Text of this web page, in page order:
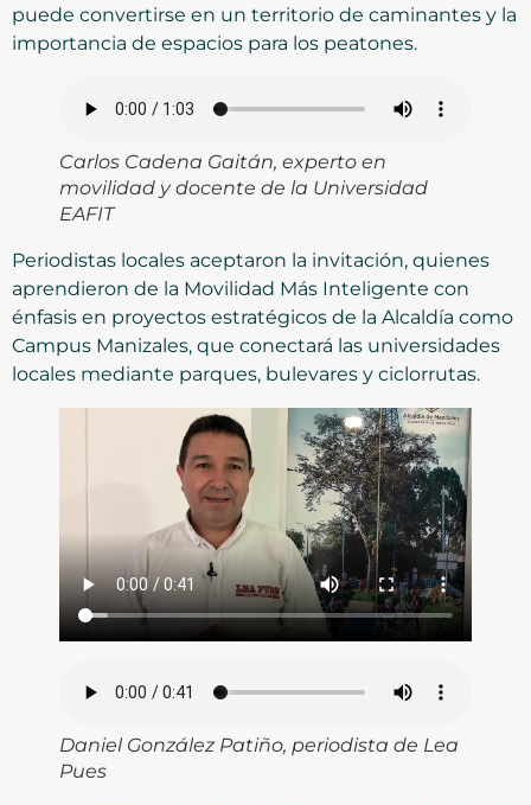
puede convertirse en un territorio de caminantes y la
importancia de espacios para los peatones.
Carlos Cadena Gaitán, experto en
movilidad y docente de la Universidad
EAFIT
Periodistas locales aceptaron la invitación, quienes
aprendieron de la Movilidad Más Inteligente con
énfasis en proyectos estratégicos de la Alcaldía como
Campus Manizales, que conectará las universidades
locales mediante parques, bulevares y ciclorrutas.
Daniel González Patiño, periodista de Lea
Pues